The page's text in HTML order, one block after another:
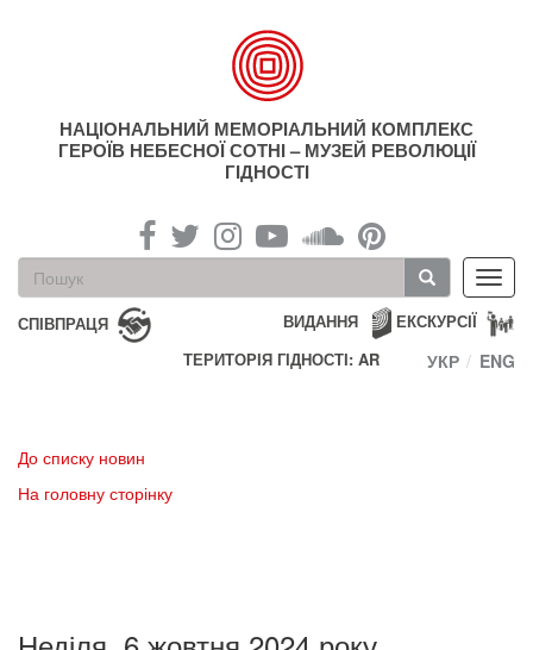
НАЦІОНАЛЬНИЙ МЕМОРІАЛЬНИЙ КОМПЛЕКС
ГЕРОЇВ НЕБЕСНОЇ СОТНІ – МУЗЕЙ РЕВОЛЮЦІЇ
ГІДНОСТІ
Пошукова
форма
Пошук
СПІВПРАЦЯ ЕКСКУРСІЇ
ВИДАННЯ
ТЕРИТОРІЯ ГІДНОСТІ: AR
УКР ENG
До списку новин
На головну сторінку